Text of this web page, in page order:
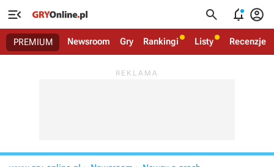
   
PREMIUM Newsroom Gry Rankingi Listy Recenzje